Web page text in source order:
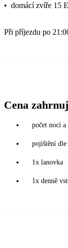
• domácí zvíře 15
Při příjezdu po
Cena
počet nocí
pojištění dle
1x lanovka
1x denně